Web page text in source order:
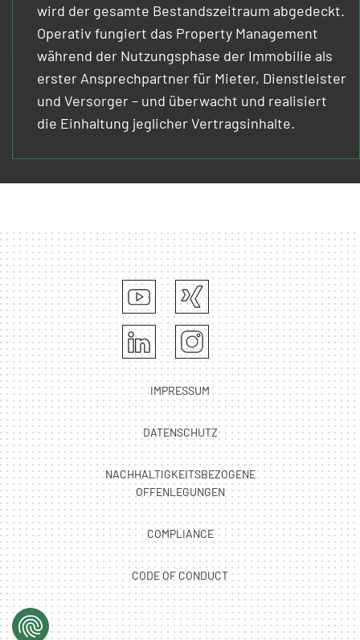
wird der gesamte Bestandszeitraum abgedeckt.
Operativ fungiert das Property Management
während der Nutzungsphase der Immobilie als
erster Ansprechpartner für Mieter, Dienstleister
und Versorger – und überwacht und realisiert
die Einhaltung jeglicher Vertragsinhalte.
IMPRESSUM
DATENSCHUTZ
NACHHALTIGKEITSBEZOGENE
OFFENLEGUNGEN
COMPLIANCE
CODE OF CONDUCT